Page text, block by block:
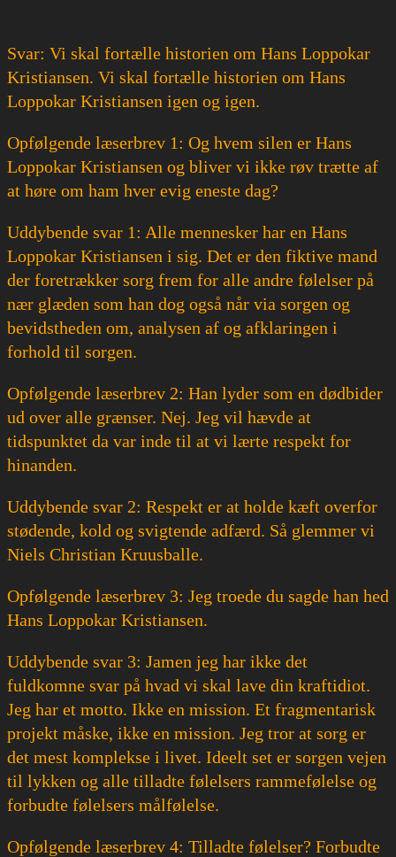
Svar: Vi skal fortælle historien om Hans Loppokar
Kristiansen. Vi skal fortælle historien om Hans
Loppokar Kristiansen igen og igen.
Opfølgende læserbrev 1: Og hvem silen er Hans
Loppokar Kristiansen og bliver vi ikke røv trætte af
at høre om ham hver evig eneste dag?
Uddybende svar 1: Alle mennesker har en Hans
Loppokar Kristiansen i sig. Det er den fiktive mand
der foretrækker sorg frem for alle andre følelser på
nær glæden som han dog også når via sorgen og
bevidstheden om, analysen af og afklaringen i
forhold til sorgen.
Opfølgende læserbrev 2: Han lyder som en dødbider
ud over alle grænser. Nej. Jeg vil hævde at
tidspunktet da var inde til at vi lærte respekt for
hinanden.
Uddybende svar 2: Respekt er at holde kæft overfor
stødende, kold og svigtende adfærd. Så glemmer vi
Niels Christian Kruusballe.
Opfølgende læserbrev 3: Jeg troede du sagde han hed
Hans Loppokar Kristiansen.
Uddybende svar 3: Jamen jeg har ikke det
fuldkomne svar på hvad vi skal lave din kraftidiot.
Jeg har et motto. Ikke en mission. Et fragmentarisk
projekt måske, ikke en mission. Jeg tror at sorg er
det mest komplekse i livet. Ideelt set er sorgen vejen
til lykken og alle tilladte følelsers rammefølelse og
forbudte følelsers målfølelse.
Opfølgende læserbrev 4: Tilladte følelser? Forbudte